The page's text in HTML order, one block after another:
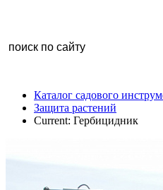
Каталог садового
Защита растений
Current: Гербицидник